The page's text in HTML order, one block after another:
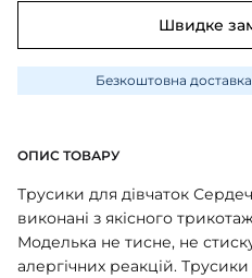
Швидке
Безкоштовна
ОПИС ТОВАРУ
Трусики для дівчаток
виконані з якісного
Моделька не тисне, не
алергічних реакцій.
ПЕЛЮШКА-КОКОН
З ШАПОЧКОЮ
ПЕРЧАТКИ
ФУТБОЛКИ
ЧОЛОВІЧКИ СЛІПИ
ТЕРМОБІЛИЗНА
ШАПКИ ПОВ'ЯЗКИ
ШАПКИ
ШТАНИ ДЖОГЕРИ